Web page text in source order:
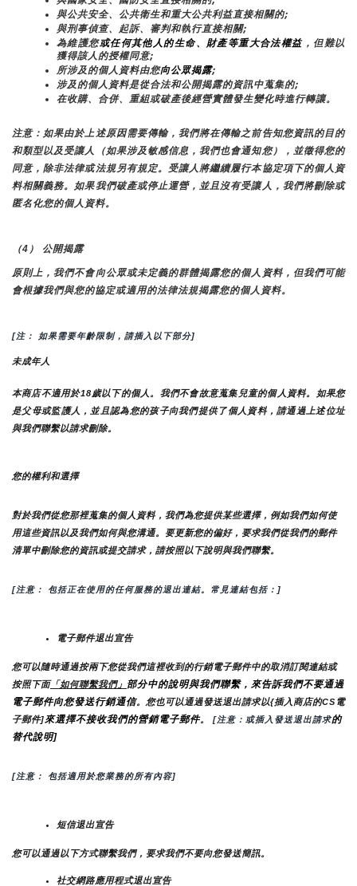
與公共安全、公共衛生和重大公共利益直接相關的;
與刑事偵查、起訴、審判和執行直接相關;
為維護您或任何其他人的生命、財產等重大合法權益，但難以
獲得該人的授權同意;
所涉及的個人資料由您向公眾揭露;
涉及的個人資料是從合法和公開揭露的資訊中蒐集的;
在收購、合併、重組或破產後經營實體發生變化時進行轉讓。
注意：如果由於上述原因需要傳輸，我們將在傳輸之前告知您資訊的目的
和類型以及受讓人（如果涉及敏感信息，我們也會通知您），並徵得您的
同意，除非法律或法規另有規定。受讓人將繼續履行本協定項下的個人資
料相關義務。如果我們破產或停止運營，並且沒有受讓人，我們將刪除或
匿名化您的個人資料。
（4） 公開揭露
原則上，我們不會向公眾或未定義的群體揭露您的個人資料，但我們可能
會根據我們與您的協定或適用的法律法規揭露您的個人資料。
[注： 如果需要年齡限制，請插入以下部分]
未成年人
本商店不適用於18歲以下的個人。我們不會故意蒐集兒童的個人資料。如果您
是父母或監護人，並且認為您的孩子向我們提供了個人資料，請通過上述位址
與我們聯繫以請求刪除。
您的權利和選擇
對於我們從您那裡蒐集的個人資料，我們為您提供某些選擇，例如我們如何使
用這些資訊以及我們如何與您溝通。要更新您的偏好，要求我們從我們的郵件
清單中刪除您的資訊或提交請求，請按照以下說明與我們聯繫。
[注意： 包括正在使用的任何服務的退出連結。常見連結包括：]
電子郵件退出宣告
您可以隨時通過按兩下您從我們這裡收到的行銷電子郵件中的取消訂閱連結或
按照下面「如何聯繫我們」 部分中的說明與我們聯繫，來告訴我們不要通過
電子郵件向您發送行銷通信。您也可以通過發送退出請求以{插入商店的CS電
子郵件]來選擇不接收我們的營銷電子郵件。 [注意：或插入發送退出請求的
替代說明]
[注意： 包括適用於您業務的所有內容]
短信退出宣告
您可以通過以下方式聯繫我們，要求我們不要向您發送簡訊。
社交網路應用程式退出宣告